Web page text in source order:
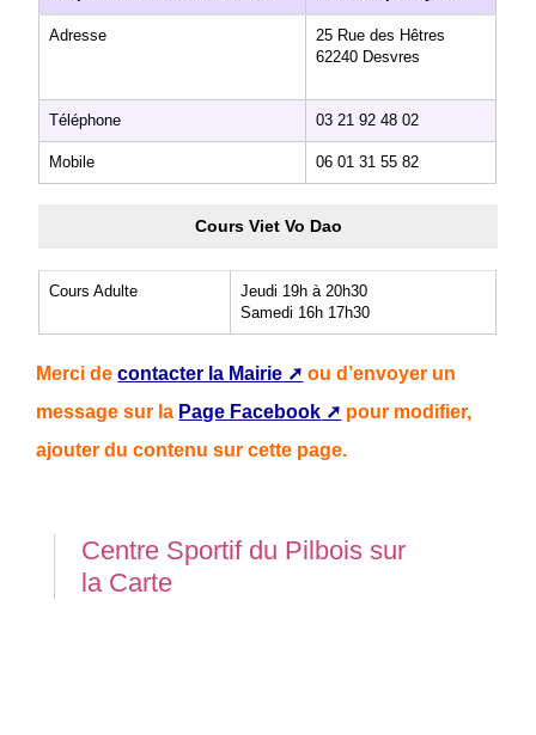
Adresse
25 Rue des Hêtres
62240 Desvres
Téléphone 03 21 92 48 02
Mobile 06 01 31 55 82
Cours Viet Vo Dao
Cours Adulte
Jeudi 19h à 20h30
Samedi 16h 17h30
Merci decontacter la Mairie
ou d’envoyer un
message sur la Page Facebook
pour modifier,
ajouter du contenu sur cette page.
Centre Sportif du Pilbois sur
la Carte